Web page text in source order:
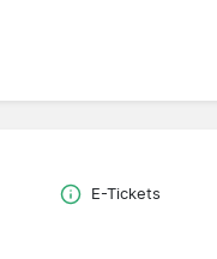
E-Tickets